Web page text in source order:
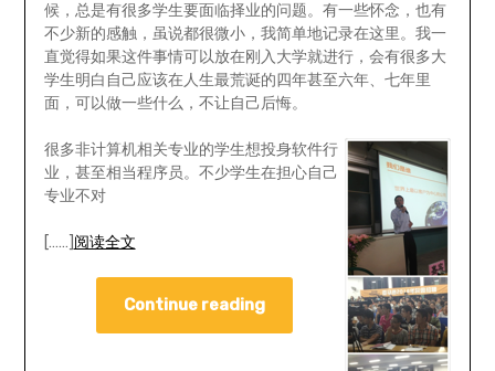
候，总是有很多学生要面临择业的问题。有一些怀念，也有
不少新的感触，虽说都很微小，我简单地记录在这里。我一
直觉得如果这件事情可以放在刚入大学就进行，会有很多大
学生明白自己应该在人生最荒诞的四年甚至六年、七年里
面，可以做一些什么，不让自己后悔。
很多非计算机相关专业的学生想投身软件行
业，甚至相当程序员。不少学生在担心自己
专业不对
[……] 阅读全文
Continue reading